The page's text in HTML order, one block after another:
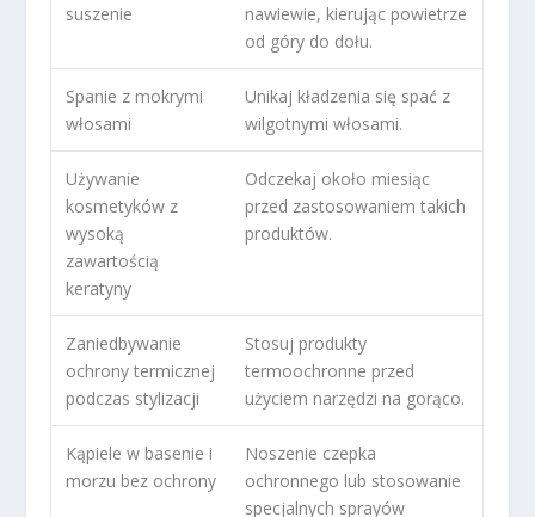
suszenie
nawiewie, kierując powietrze
od góry do dołu.
Spanie z mokrymi
włosami
Unikaj kładzenia się spać z
wilgotnymi włosami.
Używanie
kosmetyków z
wysoką
zawartością
keratyny
Odczekaj około miesiąc
przed zastosowaniem takich
produktów.
Zaniedbywanie
ochrony termicznej
podczas stylizacji
Stosuj produkty
termoochronne przed
użyciem narzędzi na gorąco.
Kąpiele w basenie i
morzu bez ochrony
Noszenie czepka
ochronnego lub stosowanie
specjalnych sprayów